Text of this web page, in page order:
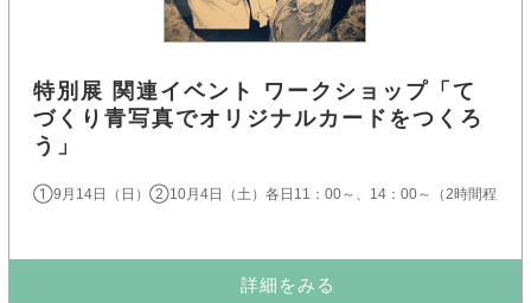
特別展 関連イベント ワークショップ「て
づくり青写真でオリジナルカードをつくろ
う」
①9月14日（日）②10月4日（土）各日11：00～、14：00～（2時間程度
詳細をみる